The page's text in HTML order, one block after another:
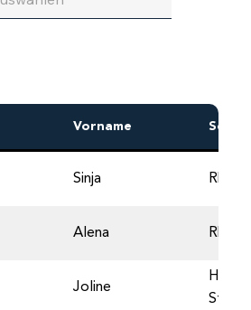
Vorname
Sinja Rhone
Alena Rhone
Joline